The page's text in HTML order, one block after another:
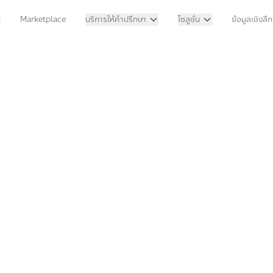
Marketplace บริการให้คำปรึกษา โซลูชั่น ข้อมูลเชิงลึก